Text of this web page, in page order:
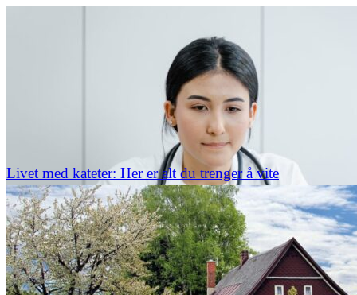
Livet med kateter: Her er alt du trenger å vite